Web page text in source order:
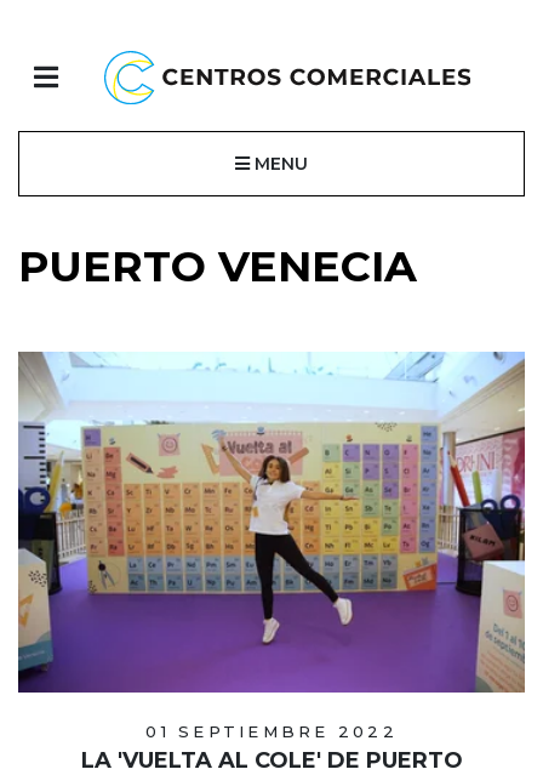
MENU
PUERTO VENECIA
01 SEPTIEMBRE 2022
LA 'VUELTA AL COLE' DE PUERTO